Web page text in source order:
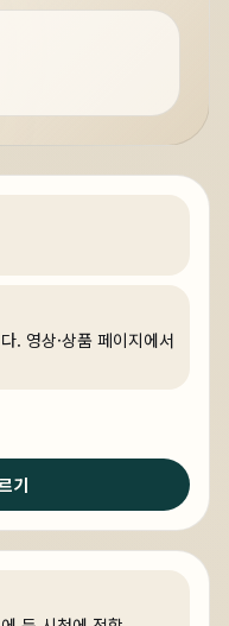
배정! 진정한
마스터 코스모
. 영상·상품 페이지에서
기
길 수 있는 PC